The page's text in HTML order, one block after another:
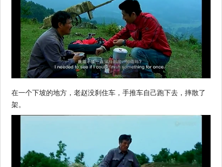
在一个下坡的地方，老赵没刹住车，手推车自己跑下去，摔散了
架。